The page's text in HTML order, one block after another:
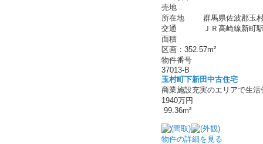
売地
所在地
群馬県佐波郡玉
交通
ＪＲ高崎線新町
面積
区画：352.57m²
物件番号
37013-B
玉村町下新田中古住宅
商業施設充実のエリアで生
1940万円
99.36m²
物件の詳細を見る